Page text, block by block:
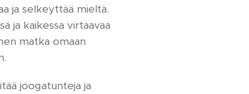
ja selkeyttää mieltä.
ja kaikessa virtaavaa
matka omaan
joogatunteja ja